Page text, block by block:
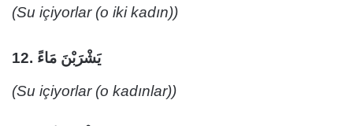
(Su içiyorlar (o iki kadın))
12. يَشْرَبْنَ مَاءً
(Su içiyorlar (o kadınlar))